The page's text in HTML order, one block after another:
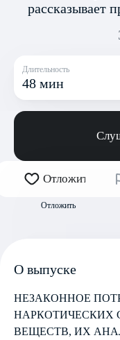
рассказывает
Длительность
48 мин
Отложить
Отложить
О выпуске
НЕЗАКОННОЕ
НАРКОТИЧЕСКИХ
ВЕЩЕСТВ, ИХ